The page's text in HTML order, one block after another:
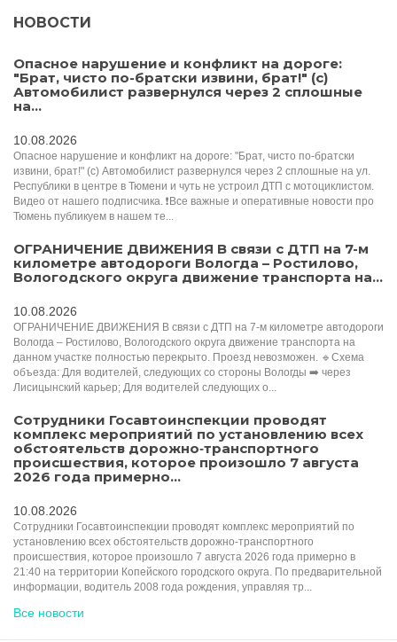
НОВОСТИ
Опасное нарушение и конфликт на дороге:
"Брат, чисто по-братски извини, брат!" (с)
Автомобилист развернулся через 2 сплошные
на...
10.08.2026
Опасное нарушение и конфликт на дороге: "Брат, чисто по-братски
извини, брат!" (с) Автомобилист развернулся через 2 сплошные на ул.
Республики в центре в Тюмени и чуть не устроил ДТП с мотоциклистом.
Видео от нашего подписчика. ❗Все важные и оперативные новости про
Тюмень публикуем в нашем те...
ОГРАНИЧЕНИЕ ДВИЖЕНИЯ В связи с ДТП на 7-м
километре автодороги Вологда – Ростилово,
Вологодского округа движение транспорта на...
10.08.2026
ОГРАНИЧЕНИЕ ДВИЖЕНИЯ В связи с ДТП на 7-м километре автодороги
Вологда – Ростилово, Вологодского округа движение транспорта на
данном участке полностью перекрыто. Проезд невозможен. 🔹Схема
объезда: Для водителей, следующих со стороны Вологды ➡️ через
Лисицынский карьер; Для водителей следующих о...
Сотрудники Госавтоинспекции проводят
комплекс мероприятий по установлению всех
обстоятельств дорожно‑транспортного
происшествия, которое произошло 7 августа
2026 года примерно...
10.08.2026
Сотрудники Госавтоинспекции проводят комплекс мероприятий по
установлению всех обстоятельств дорожно‑транспортного
происшествия, которое произошло 7 августа 2026 года примерно в
21:40 на территории Копейского городского округа. По предварительной
информации, водитель 2008 года рождения, управляя тр...
Все новости